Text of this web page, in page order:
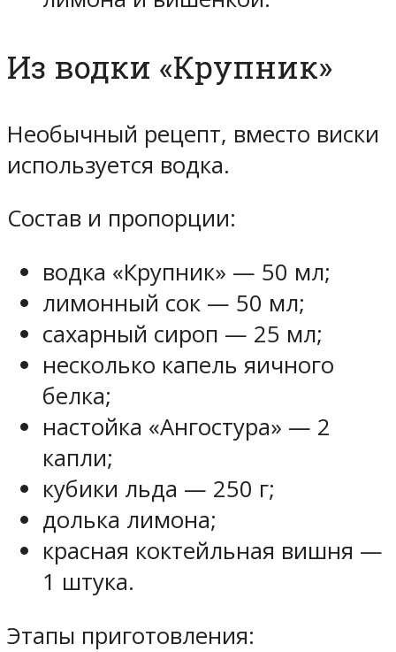
Из водки «Крупник»
Необычный рецепт, вместо виски
используется водка.
Состав и пропорции:
водка «Крупник» — 50 мл;
лимонный сок — 50 мл;
сахарный сироп — 25 мл;
несколько капель яичного
белка;
настойка «Ангостура» — 2
капли;
кубики льда — 250 г;
долька лимона;
красная коктейльная вишня —
1 штука.
Этапы приготовления: